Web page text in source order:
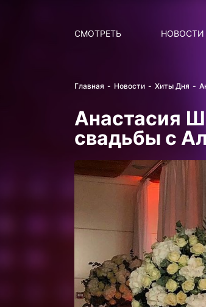
СМОТРЕТЬ НОВОСТИ
Главная Новости Хиты Дня
Анастасия
свадьбы с